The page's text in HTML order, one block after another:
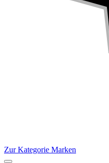
Zur Kategorie Marken